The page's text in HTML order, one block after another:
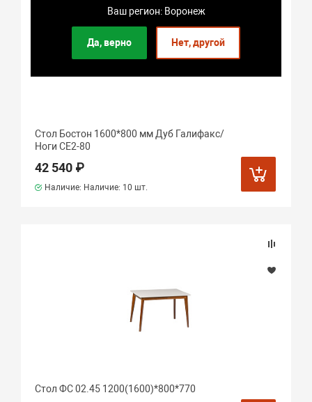
Ваш регион: Воронеж
Да, верно Нет, другой
Стол Бостон 1600*800 мм Дуб Галифакс/
Ноги СЕ2-80
42 540 ₽
Наличие: Наличие: 10 шт.
Стол ФС 02.45 1200(1600)*800*770